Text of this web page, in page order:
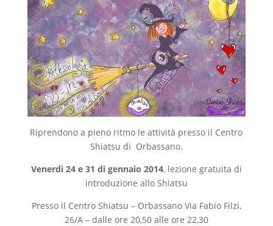
Riprendono a pieno ritmo le attività presso il Centro
Shiatsu di Orbassano.
Venerdì 24 e 31 di gennaio 2014, lezione gratuita di
introduzione allo Shiatsu
Presso il Centro Shiatsu – Orbassano Via Fabio Filzi,
26/A – dalle ore 20,50 alle ore 22,30